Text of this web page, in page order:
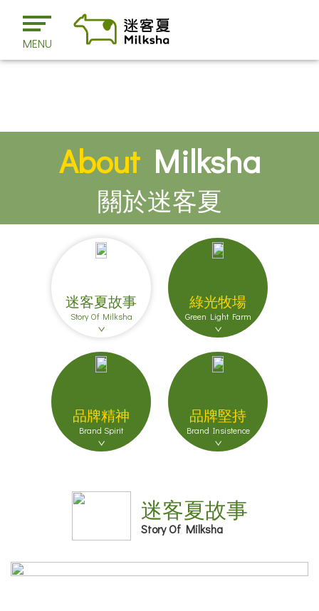
MENU
AboutMilksha
關於迷客夏
迷客夏故事
Story Of Milksha
綠光牧場
Green Light Farm
品牌精神
Brand Spirit
品牌堅持
Brand Insistence
迷客夏故事
Story Of Milksha